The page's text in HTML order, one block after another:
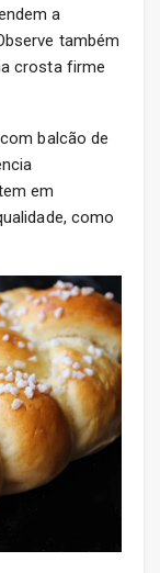
a
também
crosta firme
balcão de
em
como